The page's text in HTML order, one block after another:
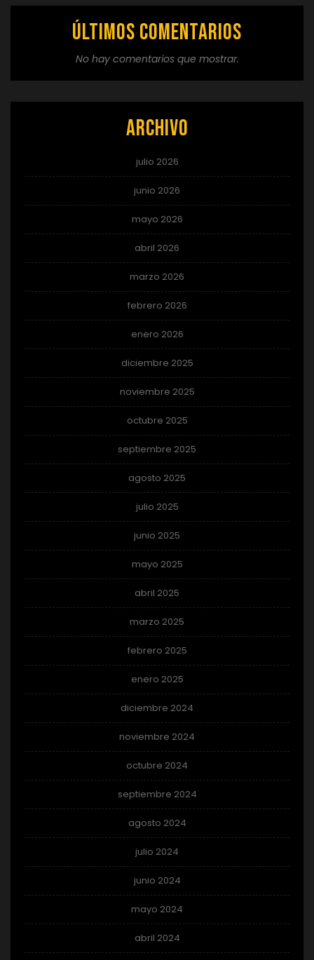
Últimos comentarios
No hay comentarios que mostrar.
Archivo
julio 2026
junio 2026
mayo 2026
abril 2026
marzo 2026
febrero 2026
enero 2026
diciembre 2025
noviembre 2025
octubre 2025
septiembre 2025
agosto 2025
julio 2025
junio 2025
mayo 2025
abril 2025
marzo 2025
febrero 2025
enero 2025
diciembre 2024
noviembre 2024
octubre 2024
septiembre 2024
agosto 2024
julio 2024
junio 2024
mayo 2024
abril 2024